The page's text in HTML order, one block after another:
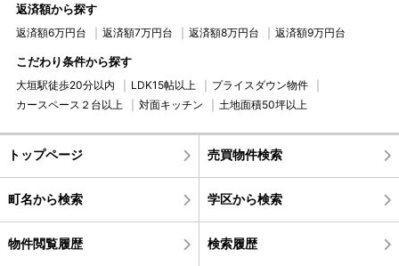
返済額から探す
返済額6万円台 返済額7万円台 返済額8万円台 返済額9万円台
こだわり条件から探す
大垣駅徒歩20分以内 LDK15帖以上
プライスダウン物件
カースペース２台以上
対面キッチン 土地面積50坪以上
トップページ 売買物件検索
町名から検索 学区から検索
物件閲覧履歴 検索履歴